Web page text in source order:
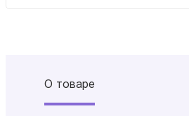
О товаре